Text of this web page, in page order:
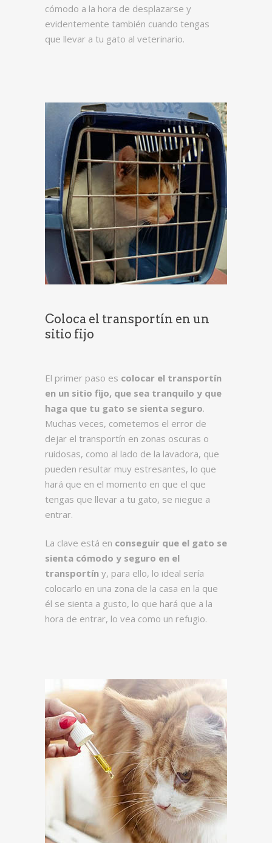
cómodo a la hora de desplazarse y
evidentemente también cuando tengas
que llevar a tu gato al veterinario.
Coloca el transportín en un
sitio fijo
El primer paso es colocar el transportín
en un sitio fijo, que sea tranquilo y que
haga que tu gato se sienta seguro.
Muchas veces, cometemos el error de
dejar el transportín en zonas oscuras o
ruidosas, como al lado de la lavadora, que
pueden resultar muy estresantes, lo que
hará que en el momento en que el que
tengas que llevar a tu gato, se niegue a
entrar.
La clave está en conseguir que el gato se
sienta cómodo y seguro en el
transportín y, para ello, lo ideal sería
colocarlo en una zona de la casa en la que
él se sienta a gusto, lo que hará que a la
hora de entrar, lo vea como un refugio.